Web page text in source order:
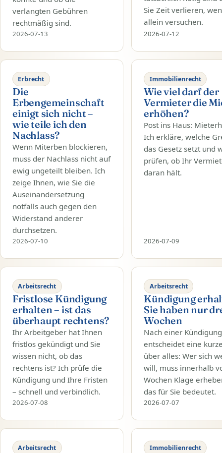
verlangten Gebühren
rechtmäßig sind.
2026-07-13
Sie Zeit verlieren,
allein versuchen.
2026-07-12
Erbrecht
Die
Erbengemeinschaft
einigt sich nicht –
wie teile ich den
Nachlass?
Wenn Miterben blockieren,
muss der Nachlass nicht auf
ewig ungeteilt bleiben. Ich
zeige Ihnen, wie Sie die
Auseinandersetzung
notfalls auch gegen den
Widerstand anderer
durchsetzen.
2026-07-10
Immobilienrecht
Wie viel darf der
Vermieter die
erhöhen?
Post ins Haus:
Ich erkläre, welche
das Gesetz setzt und
prüfen, ob Ihr
daran hält.
2026-07-09
Arbeitsrecht
Fristlose Kündigung
erhalten – ist das
überhaupt rechtens?
Ihr Arbeitgeber hat Ihnen
fristlos gekündigt und Sie
wissen nicht, ob das
rechtens ist? Ich prüfe die
Kündigung und Ihre Fristen
– schnell und verbindlich.
2026-07-08
Arbeitsrecht
Kündigung
Sie haben nur
Wochen
Nach einer Kündigung
entscheidet eine
über alles: Wer sich
will, muss innerhalb
Wochen Klage
das für Sie bedeutet.
2026-07-07
Arbeitsrecht Immobilienrecht